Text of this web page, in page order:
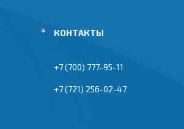
+7 (700) 777-95-11
+7 (721) 256-02-47